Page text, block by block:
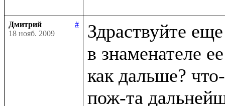
Дмитрий
#
18 нояб. 2009
Здраствуйте
в знаменателе
как дальше?